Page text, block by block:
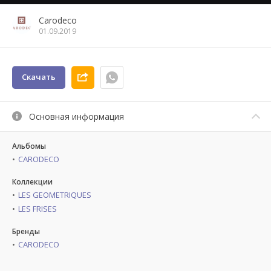
Carodeco
01.09.2019
Скачать
Основная информация
Альбомы
CARODECO
Коллекции
LES GEOMETRIQUES
LES FRISES
Бренды
CARODECO